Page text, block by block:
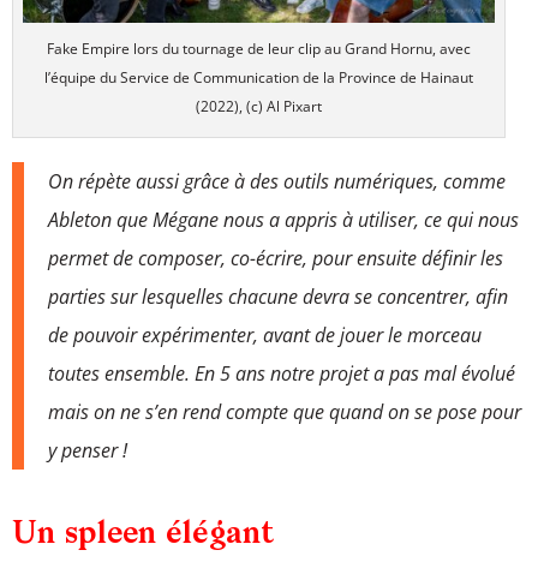
Fake Empire lors du tournage de leur clip au Grand Hornu, avec
l’équipe du Service de Communication de la Province de Hainaut
(2022), (c) Al Pixart
On répète aussi grâce à des outils numériques, comme
Ableton que Mégane nous a appris à utiliser, ce qui nous
permet de composer, co-écrire, pour ensuite définir les
parties sur lesquelles chacune devra se concentrer, afin
de pouvoir expérimenter, avant de jouer le morceau
toutes ensemble. En 5 ans notre projet a pas mal évolué
mais on ne s’en rend compte que quand on se pose pour
y penser !
Un spleen élégant